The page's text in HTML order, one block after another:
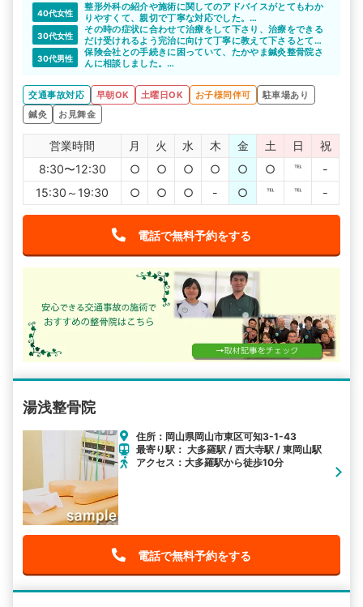
40代女性
整形外科の紹介や施術に関してのアドバイスがとてもわか
りやすくて、親切で丁寧な対応でした。
施術もとても効果があり、事故での通院は終了してしまい
ましたが、家族や友達に紹介したい整骨院でした。
30代女性
その時の症状に合わせて治療をして下さり、治療をできる
だけ受けれるよう完治に向けて丁寧に教えて下さるとても
いい整骨院さんです。
30代男性
保険会社との手続きに困っていて、たかやま鍼灸整骨院さ
んに相談しました。
しっかりサポートしていただきました。
交通事故対応 早朝OK 土曜日OK お子様同伴可
駐車場あり
鍼灸
お見舞金
営業時間 月 火 水 木 金 土 日
祝
8:30〜12:30
○ ○ ○ ○ ○ ○ ℡
-
15:30～19:30
○ ○ ○ - ○ ℡ ℡ -
電話で無料予約をする
湯浅整骨院
住所：岡山県岡山市東区可知3-1-43
最寄り駅： 大多羅駅 / 西大寺駅 / 東岡山駅
アクセス：大多羅駅から徒歩10分
電話で無料予約をする